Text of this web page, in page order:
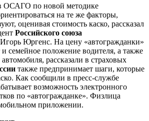
ОСАГО по новой методике
на те же факторы,
оценивая стоимость каско, рассказал
Российского союза
Игорь Юргенс. На цену «автогражданки»
и семейное положение водителя, а также
рассказали в страховых
также предпринимает шаги, которые
Как сообщили в пресс-службе
возможность электронного
по «автогражданке». Физлица
приложении.